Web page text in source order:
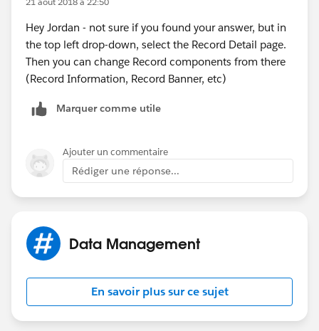
Hey Jordan - not sure if you found your answer, but in
the top left drop-down, select the Record Detail page.
Then you can change Record components from there
(Record Information, Record Banner, etc)
Marquer comme utile
Ajouter un commentaire
Rédiger une réponse...
Data Management
En savoir plus sur ce sujet